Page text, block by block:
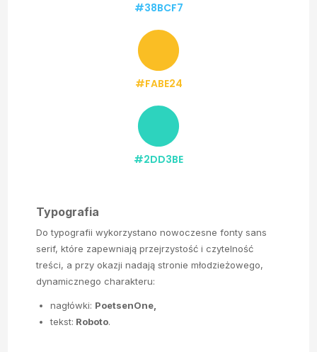
#38BCF7
#FABE24
#2DD3BE
Typografia
Do typografii wykorzystano nowoczesne fonty sans
serif, które zapewniają przejrzystość i czytelność
treści, a przy okazji nadają stronie młodzieżowego,
dynamicznego charakteru:
nagłówki: PoetsenOne,
tekst: Roboto.